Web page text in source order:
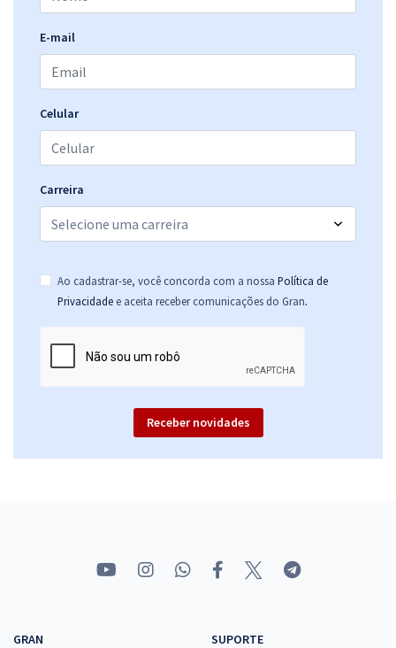
CBM GO - Corpo de Bombeiro do Estado de Goiás - Soldado
R$ 395,84à vista
Economize R$ 98,96 (-20%)
E-mail
Celular
Carreira
Ao cadastrar-se, você concorda com a nossa Política de
Privacidade e aceita receber comunicações do Gran.
Receber novidades
GRAN
SUPORTE